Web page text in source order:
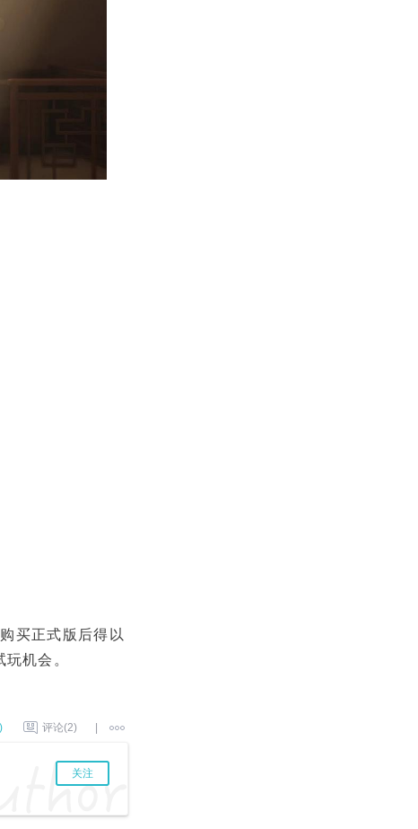
买正式版后得以
机会。
(2)
)
关注